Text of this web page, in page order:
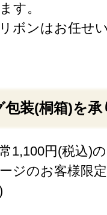
す。
ボンはお任せ
装(桐箱)を承
1,100円(税込)
ジのお客様限